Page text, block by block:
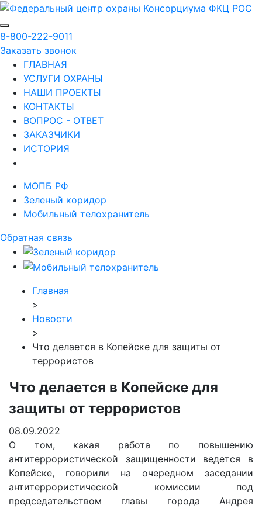
8-800-222-9011
Заказать звонок
ГЛАВНАЯ
УСЛУГИ ОХРАНЫ
НАШИ ПРОЕКТЫ
КОНТАКТЫ
ВОПРОС - ОТВЕТ
ЗАКАЗЧИКИ
ИСТОРИЯ
МОПБ РФ
Зеленый коридор
Мобильный телохранитель
Обратная связь
Главная
>
Новости
>
Что делается в Копейске для защиты от
террористов
Что делается в Копейске для
защиты от террористов
08.09.2022
О том, какая работа по повышению
антитеррористической защищенности ведется в
Копейске, говорили на очередном заседании
антитеррористической комиссии под
председательством главы города Андрея